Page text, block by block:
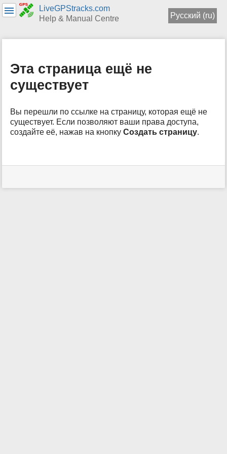
LiveGPStracks.com
Help & Manual Centre
Русский (ru)
Эта страница ещё не
существует
Вы перешли по ссылке на страницу, которая ещё не
существует. Если позволяют ваши права доступа,
создайте её, нажав на кнопкуСоздать страницу.